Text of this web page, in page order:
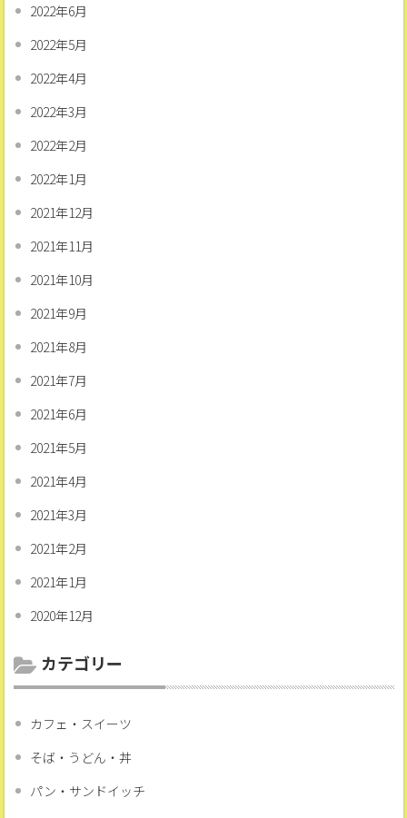
2022年6月
2022年5月
2022年4月
2022年3月
2022年2月
2022年1月
2021年12月
2021年11月
2021年10月
2021年9月
2021年8月
2021年7月
2021年6月
2021年5月
2021年4月
2021年3月
2021年2月
2021年1月
2020年12月
カテゴリー
カフェ・スイーツ
そば・うどん・丼
パン・サンドイッチ